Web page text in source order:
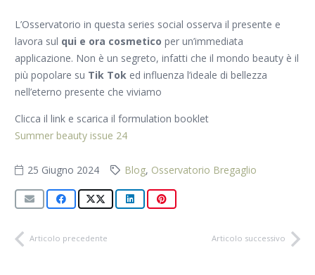
L’Osservatorio in questa series social osserva il presente e
lavora sul qui e ora cosmetico per un’immediata
applicazione. Non è un segreto, infatti che il mondo beauty è il
più popolare su Tik Tok ed influenza l’ideale di bellezza
nell’eterno presente che viviamo
Clicca il link e scarica il formulation booklet
Summer beauty issue 24
25 Giugno 2024 Blog, Osservatorio Bregaglio
Articolo precedente Articolo successivo